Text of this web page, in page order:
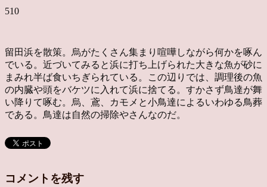
510
留田浜を散策。烏がたくさん集まり喧嘩しながら何かを啄ん
でいる。近づいてみると浜に打ち上げられた大きな魚が砂に
まみれ半ば食いちぎられている。この辺りでは、調理後の魚
の内臓や頭をバケツに入れて浜に捨てる。すかさず鳥達が舞
い降りて啄む。烏、鳶、カモメと小鳥達によるいわゆる鳥葬
である。鳥達は自然の掃除やさんなのだ。
コメントを残す